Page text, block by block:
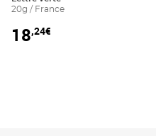
au panier
20g / France
18,24€